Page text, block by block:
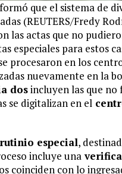
que el sistema de
(REUTERS/Fredy
las actas que no
especiales para estos
procesaron en los
nuevamente en la
dosincluyen las que no
se digitalizan en el
especial,
incluye una
coinciden con lo